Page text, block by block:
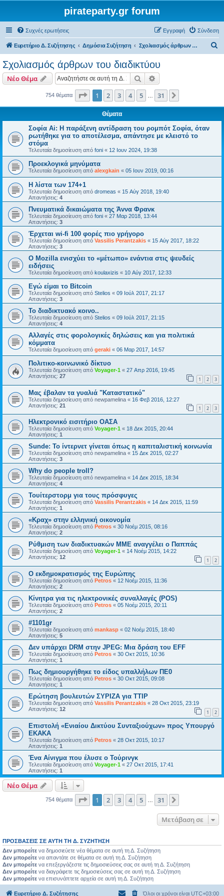
pirateparty.gr forum
Συχνές ερωτήσεις Σύνδεση
Εγγραφή
Ευρετήριο Δ. Συζήτησης Δημόσια Συζήτηση Σχολιασμός άρθρων του διαδικτύου
Σχολιασμός άρθρων του διαδικτύου
Νέο Θέμα Αναζήτηση
754 θέματα Σελίδα από31
1 2 3 4 5 31
Θέματα
Σοφία Ai: Η παράξενη αντίδραση του ρομπότ Σοφία, όταν
ρωτήθηκε για το αποτέλεσμα, απάντησε με κλειστό το
στόμα
Τελευταία δημοσίευση από foni « 12 Ιουν 2024, 19:38
Προεκλογικά μηνύματα
Τελευταία δημοσίευση από alexgkain « 05 Ιουν 2019, 00:16
Η λίστα των 174+1
Τελευταία δημοσίευση από dromeas « 15 Αύγ 2018, 19:40
Απαντήσεις: 4
Πνευματικά δικαιώματα της Άννα Φρανκ
Τελευταία δημοσίευση από foni « 27 Μαρ 2018, 13:44
Απαντήσεις: 3
Έρχεται wi-fi 100 φορές πιο γρήγορο
Τελευταία δημοσίευση από Vassilis Perantzakis « 15 Αύγ 2017, 18:22
Απαντήσεις: 3
Ο Mozilla ενισχύει το «μέτωπο» ενάντια στις ψευδείς
ειδήσεις
Τελευταία δημοσίευση από koulaxizis « 10 Αύγ 2017, 12:33
Εγώ είμαι το Bitcoin
Τελευταία δημοσίευση από Stelios « 09 Ιούλ 2017, 21:17
Απαντήσεις: 3
Το διαδικτυακό κοινο..
Τελευταία δημοσίευση από Stelios « 09 Ιούλ 2017, 21:15
Απαντήσεις: 4
Αλλαγές στις φορολογικές δηλώσεις και για πολιτικά
κόμματα
Τελευταία δημοσίευση από geraki « 06 Μαρ 2017, 14:57
Πολιτικο-κοινωνικό δίκτυο
Τελευταία δημοσίευση από Voyager-1 « 27 Απρ 2016, 19:45
Απαντήσεις: 27 1 2 3
Μας έβαλαν τα γυαλιά "Καταστατικό"
Τελευταία δημοσίευση από newpamelina « 16 Φεβ 2016, 12:27
Απαντήσεις: 21 1 2 3
Ηλεκτρονικό εισιτήριο ΟΑΣΑ
Τελευταία δημοσίευση από Voyager-1 « 18 Δεκ 2015, 20:44
Απαντήσεις: 1
Sunde: Το ίντερνετ γίνεται όπως η καπιταλιστική κοινωνία
Τελευταία δημοσίευση από newpamelina « 15 Δεκ 2015, 02:27
Απαντήσεις: 3
Why do people troll?
Τελευταία δημοσίευση από newpamelina « 14 Δεκ 2015, 18:34
Απαντήσεις: 4
Τουίτερστορμ για τους πρόσφυγες
Τελευταία δημοσίευση από Vassilis Perantzakis « 14 Δεκ 2015, 11:59
Απαντήσεις: 1
«Κραχ» στην ελληνική οικονομία
Τελευταία δημοσίευση από Petros « 30 Νοέμ 2015, 08:16
Απαντήσεις: 2
Ρύθμιση των διαδικτυακών ΜΜΕ αναγγέλει ο Παππάς
Τελευταία δημοσίευση από Voyager-1 « 14 Νοέμ 2015, 14:22
Απαντήσεις: 12 1 2
Ο εκδημοκρατισμός της Ευρώπης
Τελευταία δημοσίευση από Petros « 12 Νοέμ 2015, 11:36
Απαντήσεις: 2
Κίνητρα για τις ηλεκτρονικές συναλλαγές (POS)
Τελευταία δημοσίευση από Petros « 05 Νοέμ 2015, 20:11
Απαντήσεις: 2
#1101gr
Τελευταία δημοσίευση από mankasp « 02 Νοέμ 2015, 18:40
Απαντήσεις: 5
Δεν υπάρχει DRM στην JPEG: Μια δράση του EFF
Τελευταία δημοσίευση από Petros « 30 Οκτ 2015, 10:36
Απαντήσεις: 1
Πως δημιουργήθηκε το είδος υπαλλήλων ΠΕ0
Τελευταία δημοσίευση από Petros « 30 Οκτ 2015, 09:08
Απαντήσεις: 1
Ερώτηση βουλευτών ΣΥΡΙΖΑ για TTIP
Τελευταία δημοσίευση από Vassilis Perantzakis « 28 Οκτ 2015, 23:19
Απαντήσεις: 12 1 2
Επιστολή «Ενιαίου Δικτύου Συνταξιούχων» προς Υπουργό
ΕΚΑΚΑ
Τελευταία δημοσίευση από Petros « 28 Οκτ 2015, 10:17
Απαντήσεις: 1
Ένα Αίνιγμα που έλυσε ο Τούρινγκ
Τελευταία δημοσίευση από Voyager-1 « 27 Οκτ 2015, 17:41
Απαντήσεις: 1
Νέο Θέμα
754 θέματα Σελίδα από31
1 2 3 4 5 31
Μετάβαση σε
ΠΡΟΣΒΆΣΕΙΣ ΣΕ ΑΥΤΉ ΤΗ Δ. ΣΥΖΉΤΗΣΗ
Δεν μπορείτε να δημοσιεύετε νέα θέματα σε αυτή τη Δ. Συζήτηση
Δεν μπορείτε να απαντάτε σε θέματα σε αυτή τη Δ. Συζήτηση
Δεν μπορείτε να επεξεργάζεστε τις δημοσιεύσεις σας σε αυτή τη Δ. Συζήτηση
Δεν μπορείτε να διαγράφετε τις δημοσιεύσεις σας σε αυτή τη Δ. Συζήτηση
Δεν μπορείτε να επισυνάπτετε αρχεία σε αυτή τη Δ. Συζήτηση
Ευρετήριο Δ. Συζήτησης Όλοι οι χρόνοι είναι UTC+03:00